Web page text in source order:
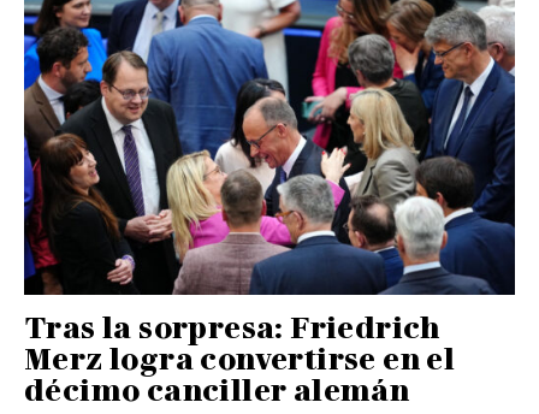
Tras la sorpresa: Friedrich
Merz logra convertirse en el
décimo canciller alemán